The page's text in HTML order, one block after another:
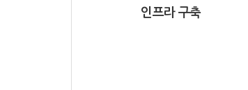
인프라 구축